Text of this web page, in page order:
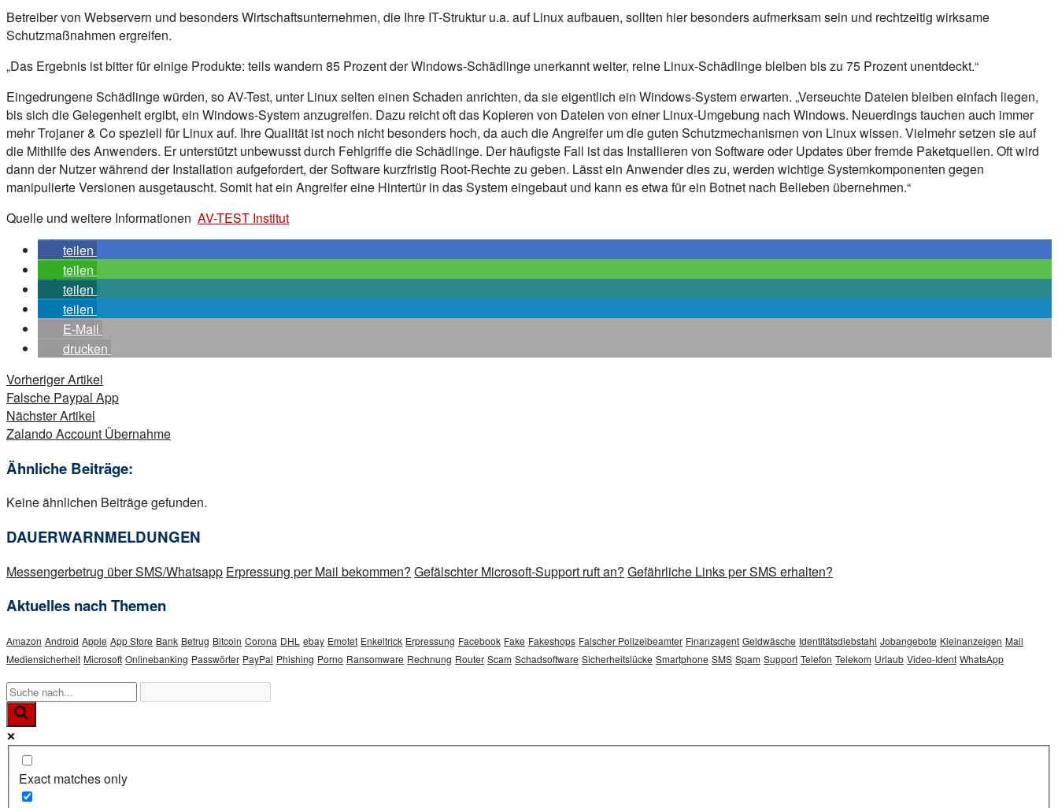
Betreiber von Webservern und besonders Wirtschaftsunternehmen, die Ihre IT-Struktur u.a. auf Linux aufbauen, sollten hier besonders aufmerksam sein und rechtzeitig wirksame
Schutzmaßnahmen ergreifen.
„Das Ergebnis ist bitter für einige Produkte: teils wandern 85 Prozent der Windows-Schädlinge unerkannt weiter, reine Linux-Schädlinge bleiben bis zu 75 Prozent unentdeckt.“
Eingedrungene Schädlinge würden, so AV-Test, unter Linux selten einen Schaden anrichten, da sie eigentlich ein Windows-System erwarten. „Verseuchte Dateien bleiben einfach liegen,
bis sich die Gelegenheit ergibt, ein Windows-System anzugreifen. Dazu reicht oft das Kopieren von Dateien von einer Linux-Umgebung nach Windows. Neuerdings tauchen auch immer
mehr Trojaner & Co speziell für Linux auf. Ihre Qualität ist noch nicht besonders hoch, da auch die Angreifer um die guten Schutzmechanismen von Linux wissen. Vielmehr setzen sie auf
die Mithilfe des Anwenders. Er unterstützt unbewusst durch Fehlgriffe die Schädlinge. Der häufigste Fall ist das Installieren von Software oder Updates über fremde Paketquellen. Oft wird
dann der Nutzer während der Installation aufgefordert, der Software kurzfristig Root-Rechte zu geben. Lässt ein Anwender dies zu, werden wichtige Systemkomponenten gegen
manipulierte Versionen ausgetauscht. Somit hat ein Angreifer eine Hintertür in das System eingebaut und kann es etwa für ein Botnet nach Belieben übernehmen.“
Quelle und weitere Informationen AV-TEST Institut
teilen
teilen
teilen
teilen
E-Mail
drucken
Beitragsnavigation
Vorheriger Artikel
Falsche Paypal App
Nächster Artikel
Zalando Account Übernahme
Ähnliche Beiträge:
Keine ähnlichen Beiträge gefunden.
DAUERWARNMELDUNGEN
Messengerbetrug über SMS/Whatsapp Erpressung per Mail bekommen? Gefälschter Microsoft-Support ruft an? Gefährliche Links per SMS erhalten?
Aktuelles nach Themen
Amazon Android Apple App Store Bank Betrug Bitcoin Corona DHL ebay Emotet Enkeltrick Erpressung Facebook Fake Fakeshops Falscher Polizeibeamter Finanzagent Geldwäsche Identitätsdiebstahl Jobangebote Kleinanzeigen Mail
Mediensicherheit Microsoft Onlinebanking Passwörter PayPal Phishing Porno Ransomware Rechnung Router Scam Schadsoftware Sicherheitslücke Smartphone SMS Spam Support Telefon Telekom Urlaub Video-Ident WhatsApp
Exact matches only